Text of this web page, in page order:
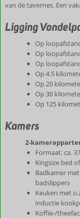
van de tavernes. Een
Ligging
Op
Op
Op
Op 4.5
Op 20
Op 30
Op 125
Kamers
2-
Formaat: ca.
Kingsize bed
Badkamer
badslippers
Keuken met
inductie
Koffie-/